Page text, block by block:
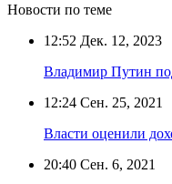
Новости по теме
12:52 Дек. 12, 2023
Владимир Путин
12:24 Сен. 25, 2021
Власти оценили
20:40 Сен. 6, 2021